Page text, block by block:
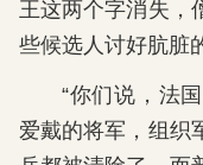
王这两个字消失，
些候选人讨好肮脏
“你们说，法
爱戴的将军，组织